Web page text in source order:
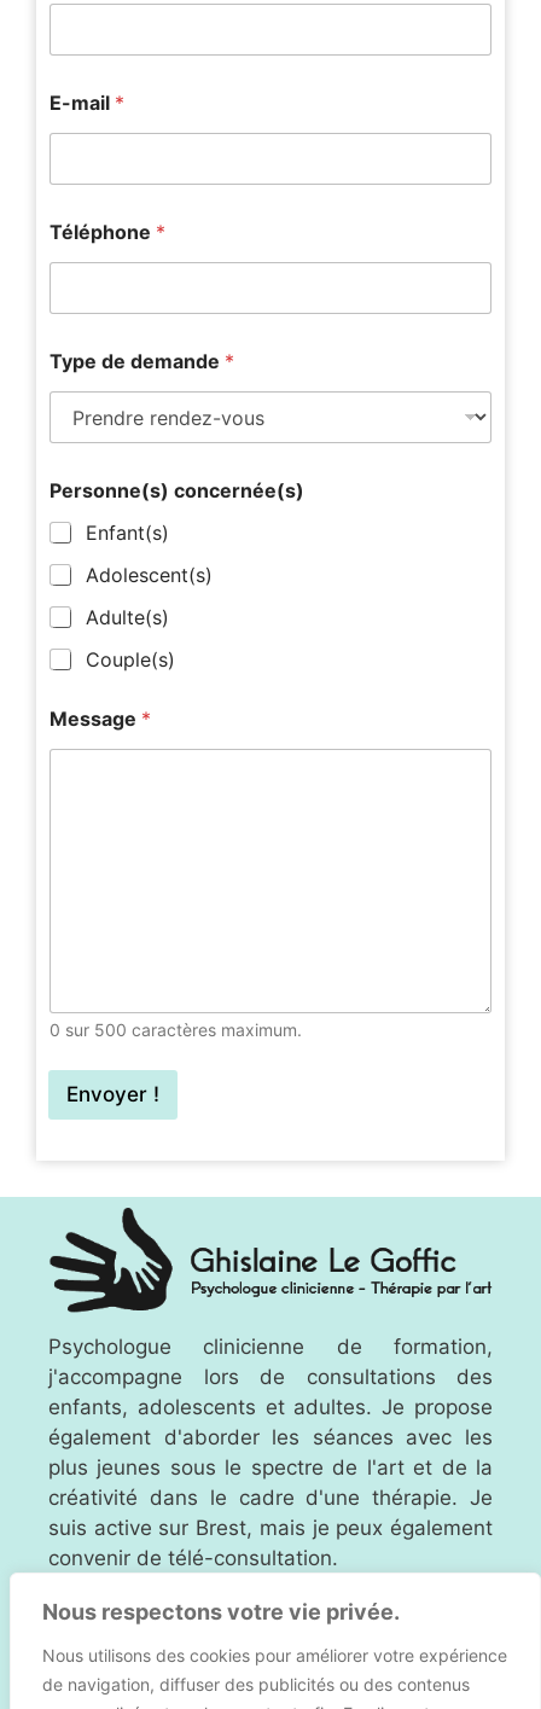
Nous respectons votre vie privée.
Nous utilisons des cookies pour améliorer votre expérience
de navigation, diffuser des publicités ou des contenus
E-mail *
Téléphone *
Type de demande *
*
*
Personne(s) concernée(s)
Enfant(s)
Adolescent(s)
Adulte(s)
Couple(s)
Message *
0 sur 500 caractères maximum.
Envoyer !
Psychologue clinicienne de formation,
j'accompagne lors de consultations des
enfants, adolescents et adultes. Je propose
également d'aborder les séances avec les
plus jeunes sous le spectre de l'art et de la
créativité dans le cadre d'une thérapie. Je
suis active sur Brest, mais je peux également
convenir de télé-consultation.
Me suivre